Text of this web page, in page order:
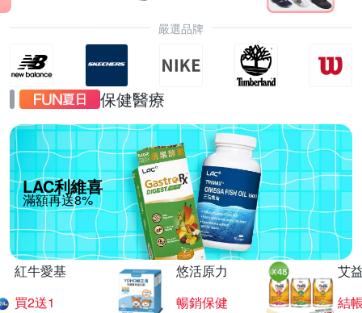
嚴選品牌
保健醫療
LAC利維喜
滿額再送8%
紅牛愛基
買2送1
悠活原力
暢銷保健
艾
結